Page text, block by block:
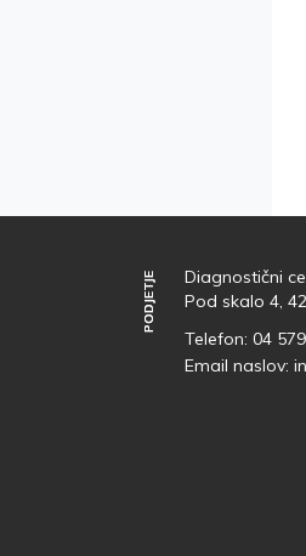
PODJETJE
PODJETJE
Diagnostični
Pod skalo 4,
Telefon: 04
Email naslov: